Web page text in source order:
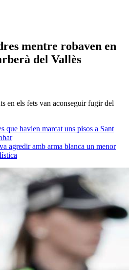
mentre robaven en
del Vallès
en els fets van aconseguir fugir del
que havien marcat uns pisos a Sant
agredir amb arma blanca un menor